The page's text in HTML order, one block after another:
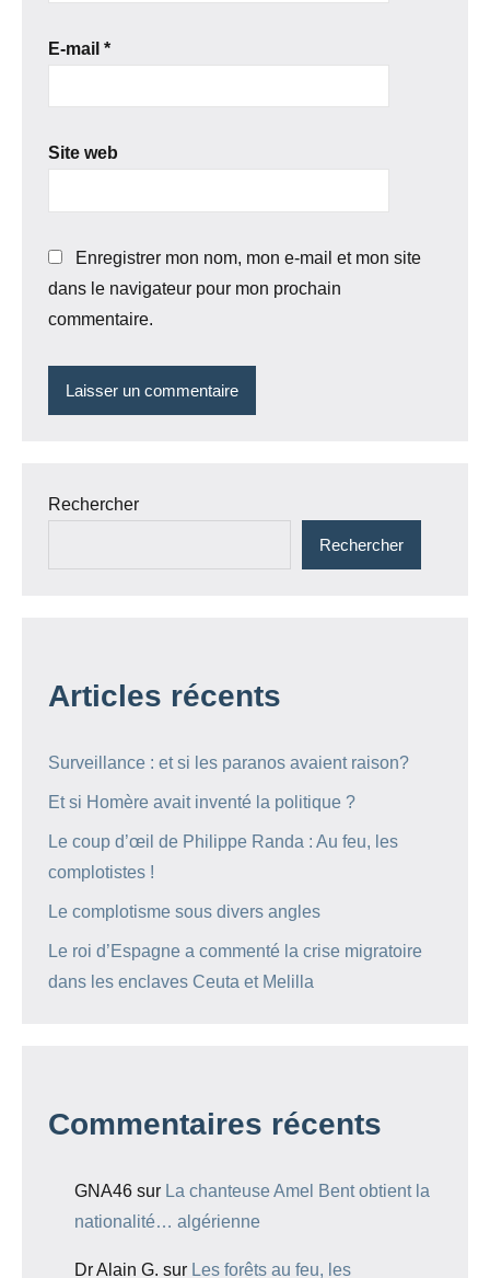
E-mail *
Site web
Enregistrer mon nom, mon e-mail et mon site
dans le navigateur pour mon prochain
commentaire.
Rechercher
Rechercher
Articles récents
Surveillance : et si les paranos avaient raison?
Et si Homère avait inventé la politique ?
Le coup d’œil de Philippe Randa : Au feu, les
complotistes !
Le complotisme sous divers angles
Le roi d’Espagne a commenté la crise migratoire
dans les enclaves Ceuta et Melilla
Commentaires récents
GNA46 sur La chanteuse Amel Bent obtient la
nationalité… algérienne
Dr Alain G. sur Les forêts au feu, les